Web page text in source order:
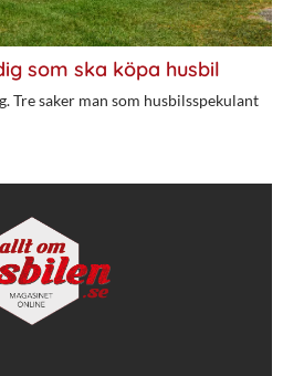
som ska köpa husbil
Tre saker man som husbilsspekulant